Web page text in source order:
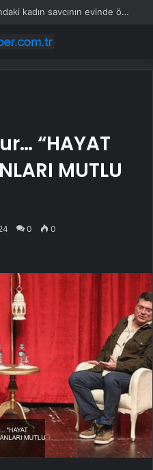
İstanbul’da sır ölüm: 37 yaşındaki kadın savcının evinde ölü bulundu!
“HAYAT
MUTLU
0 0